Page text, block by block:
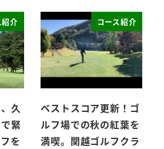
紹介
久
緊
を
コース紹介
ベストスコア更新！ゴ
ルフ場での秋の紅葉を
満喫。関越ゴルフクラ